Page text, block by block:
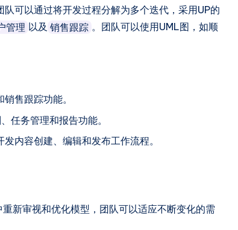
可以通过将开发过程分解为多个迭代，采用UP的
管理 以及 销售跟踪 。团队可以使用UML图，如顺
售跟踪功能。
任务管理和报告功能。
内容创建、编辑和发布工作流程。
新审视和优化模型，团队可以适应不断变化的需